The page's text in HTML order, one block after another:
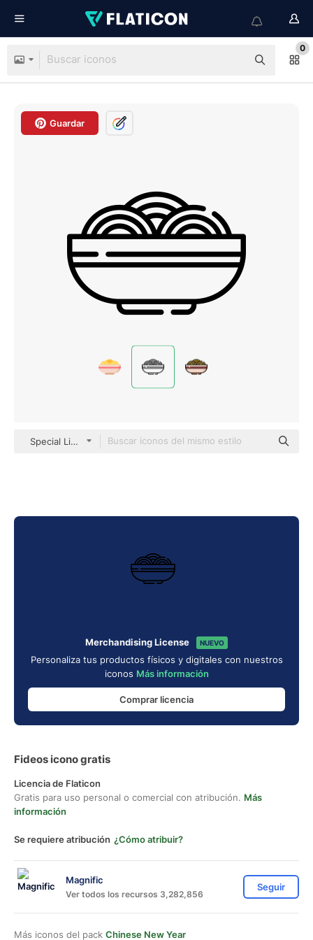
0
Guardar
Special Lineal
Merchandising License NUEVO
Personaliza tus productos físicos y digitales con nuestros
iconos Más información
Comprar licencia
Fideos icono gratis
Licencia de Flaticon
Gratis para uso personal o comercial con atribución. Más
información
Se requiere atribución ¿Cómo atribuir?
Magnific
Ver todos los recursos 3,282,856
Seguir
Más iconos del pack Chinese New Year